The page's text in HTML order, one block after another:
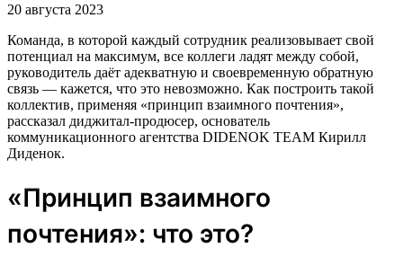
20 августа 2023
Команда, в которой каждый сотрудник реализовывает свой
потенциал на максимум, все коллеги ладят между собой,
руководитель даёт адекватную и своевременную обратную
связь — кажется, что это невозможно. Как построить такой
коллектив, применяя «принцип взаимного почтения»,
рассказал диджитал-продюсер, основатель
коммуникационного агентства DIDENOK TEAM Кирилл
Диденок.
«Принцип взаимного
почтения»: что это?